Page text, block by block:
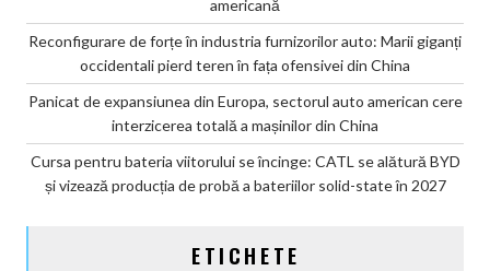
americană
Reconfigurare de forțe în industria furnizorilor auto: Marii giganți
occidentali pierd teren în fața ofensivei din China
Panicat de expansiunea din Europa, sectorul auto american cere
interzicerea totală a mașinilor din China
Cursa pentru bateria viitorului se încinge: CATL se alătură BYD
și vizează producția de probă a bateriilor solid-state în 2027
ETICHETE